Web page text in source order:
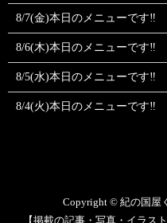
8/7(金)本日のメニューです‼️
8/6(木)本日のメニューです‼️
8/5(水)本日のメニューです‼️
8/4(火)本日のメニューです‼️
Copyright © 紀の国屋
【掲載の記事・写真・イラス